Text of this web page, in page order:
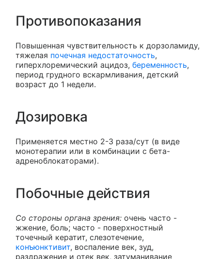
Противопоказания
Повышенная чувствительность к дорзоламиду,
тяжелая почечная недостаточность,
гиперхлоремический ацидоз, беременность,
период грудного вскармливания, детский
возраст до 1 недели.
Дозировка
Применяется местно 2-3 раза/сут (в виде
монотерапии или в комбинации с бета-
адреноблокаторами).
Побочные действия
Со стороны органа зрения: очень часто -
жжение, боль; часто - поверхностный
точечный кератит, слезотечение,
конъюнктивит, воспаление век, зуд,
раздражение и отек век, затуманивание